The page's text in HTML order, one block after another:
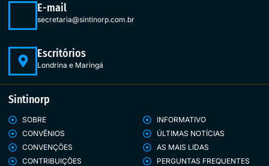
E-mail
secretaria@sintinorp.com.br
Escritórios
Londrina e Maringá
Sintinorp
SOBRE
CONVÊNIOS
CONVENÇÕES
CONTRIBUIÇÕES
INFORMATIVO
ÚLTIMAS NOTÍCIAS
AS MAIS LIDAS
PERGUNTAS FREQUENTES